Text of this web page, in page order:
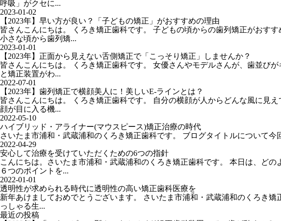
呼吸」がクセに...
2023-01-02
【2023年】早い方が良い？「子どもの矯正」がおすすめの理由
皆さんこんにちは。 くろき矯正歯科です。 子どもの頃からの歯列矯正がおす
小さな頃から歯列矯...
2023-01-01
【2023年】正面から見えない舌側矯正で「こっそり矯正」しませんか？
皆さんこんにちは。 くろき矯正歯科です。 女優さんやモデルさんが、歯並び
と矯正装置がわ...
2022-07-01
【2023年】歯列矯正で横顔美人に！美しいE-ラインとは？
皆さんこんにちは。 くろき矯正歯科です。 自分の横顔が人からどんな風に見
顔が目に入る機...
2022-05-10
ハイブリッド・アライナー(マウスピース)矯正治療の時代
さいたま市浦和・武蔵浦和のくろき矯正歯科です。 ブログタイトルについて
2022-04-29
安心して治療を受けていただくための6つの指針
こんにちは。さいたま市浦和・武蔵浦和のくろき矯正歯科です。 本日は、ど
６つのポイントを...
2022-01-01
透明性が求められる時代に透明性の高い矯正歯科医療を
新年あけましておめでとうございます。 さいたま市浦和・武蔵浦和のくろき
っしゃる生...
最近の投稿